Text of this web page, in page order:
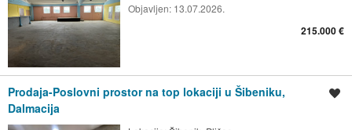
Objavljen: 13.07.2026.
215.000 €
Prodaja-Poslovni prostor na top lokaciji u Šibeniku,
Dalmacija